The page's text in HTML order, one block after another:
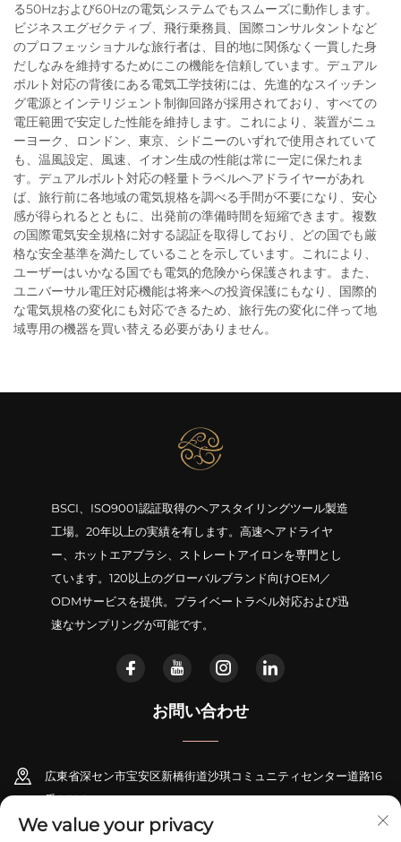
る50Hzおよび60Hzの電気システムでもスムーズに動作します。
ビジネスエグゼクティブ、飛行乗務員、国際コンサルタントなど
のプロフェッショナルな旅行者は、目的地に関係なく一貫した身
だしなみを維持するためにこの機能を信頼しています。デュアル
ボルト対応の背後にある電気工学技術には、先進的なスイッチン
グ電源とインテリジェント制御回路が採用されており、すべての
電圧範囲で安定した性能を維持します。これにより、装置がニュ
ーヨーク、ロンドン、東京、シドニーのいずれで使用されていて
も、温風設定、風速、イオン生成の性能は常に一定に保たれま
す。デュアルボルト対応の軽量トラベルヘアドライヤーがあれ
ば、旅行前に各地域の電気規格を調べる手間が不要になり、安心
感が得られるとともに、出発前の準備時間を短縮できます。複数
の国際電気安全規格に対する認証を取得しており、どの国でも厳
格な安全基準を満たしていることを示しています。これにより、
ユーザーはいかなる国でも電気的危険から保護されます。また、
ユニバーサル電圧対応機能は将来への投資保護にもなり、国際的
な電気規格の変化にも対応できるため、旅行先の変化に伴って地
域専用の機器を買い替える必要がありません。
BSCI、ISO9001認証取得のヘアスタイリングツール製造
工場。20年以上の実績を有します。高速ヘアドライヤ
ー、ホットエアブラシ、ストレートアイロンを専門とし
ています。120以上のグローバルブランド向けOEM／
ODMサービスを提供。プライベートラベル対応および迅
速なサンプリングが可能です。
お問い合わせ
広東省深セン市宝安区新橋街道沙琪コミュニティセンター道路16
番B706
+86-18948311339
We value your privacy